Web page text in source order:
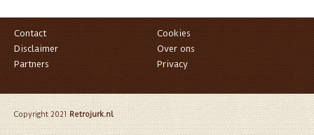
Contact
Cookies
Disclaimer
Over ons
Partners
Privacy
Copyright 2021Retrojurk.nl